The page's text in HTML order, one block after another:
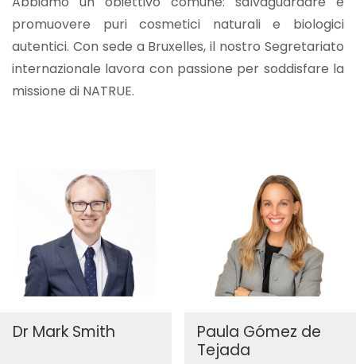
promuovere puri cosmetici naturali e biologici
autentici. Con sede a Bruxelles, il nostro Segretariato
internazionale lavora con passione per soddisfare la
missione di NATRUE.
Dr Mark Smith
Paula Gómez de
Tejada